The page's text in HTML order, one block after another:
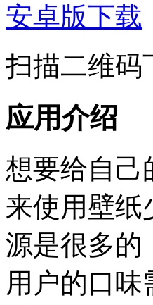
安卓版下载
扫描二维码
应用介绍
想要给自己
来使用壁纸
源是很多的
用户的口